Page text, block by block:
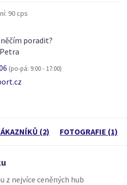
90 cps
poradit?
(po-pá: 9:00 - 17:00)
(2) FOTOGRAFIE (1)
z nejvíce ceněných hub